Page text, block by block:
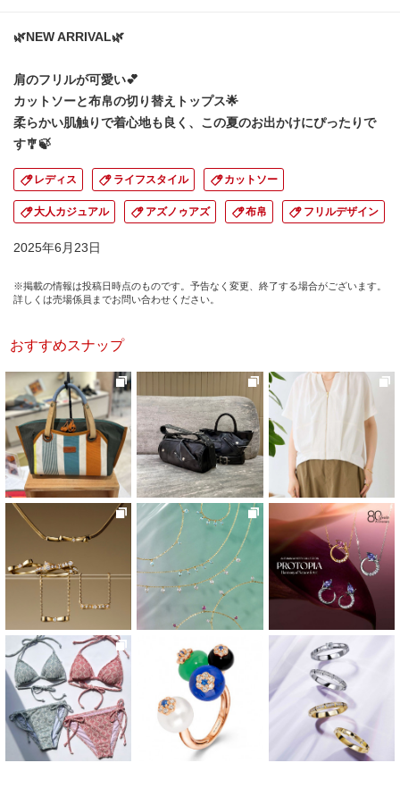
🌿NEW ARRIVAL🌿
肩のフリルが可愛い💕
カットソーと布帛の切り替えトップス🌟
柔らかい肌触りで着心地も良く、この夏のお出かけにぴったりで
す🎐🍃
レディス ライフスタイル カットソー
大人カジュアル アズノゥアズ 布帛 フリルデザイン
2025年6月23日
※掲載の情報は投稿日時点のものです。予告なく変更、終了する場合がございます。
詳しくは売場係員までお問い合わせください。
おすすめスナップ